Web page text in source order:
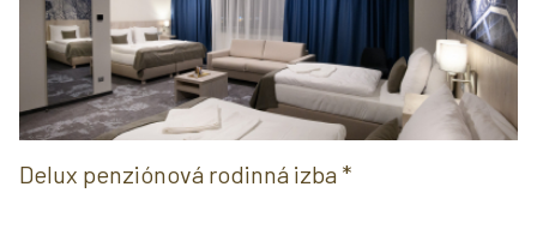
Delux penziónová rodinná izba *